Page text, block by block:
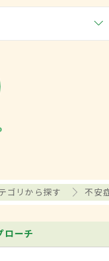
ゴリから探す 不安
ローチ